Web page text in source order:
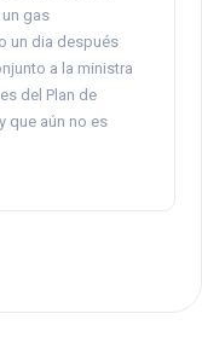
gas
un dia después
a la ministra
del Plan de
que aún no es